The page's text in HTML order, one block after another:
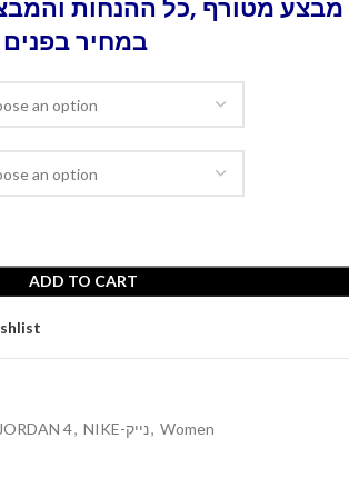
מבצע מטורף ,כל ההנחות
במחיר בפנים
ADD TO CART
4, NIKE-נייק, Women